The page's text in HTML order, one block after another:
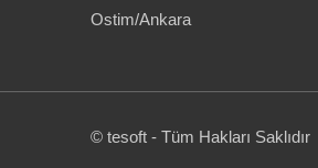
Ostim/Ankara
© tesoft - Tüm Hakları Saklıdır